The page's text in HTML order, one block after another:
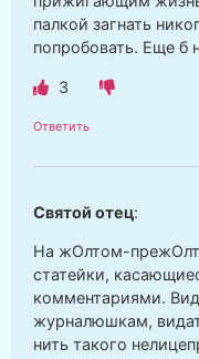
палкой загнать
попробовать. Еще б
3
Ответить
Святой отец:
На жОлтом-
статейки,
комментариями.
журналюшкам,
нить такого